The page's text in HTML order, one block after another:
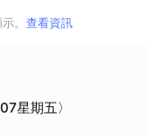
。 查看資訊
星期五〉